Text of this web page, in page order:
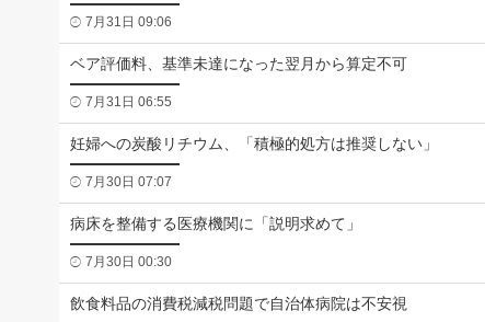
7月31日 09:06
ベア評価料、基準未達になった翌月から算定不可
7月31日 06:55
妊婦への炭酸リチウム、「積極的処方は推奨しない」
7月30日 07:07
病床を整備する医療機関に「説明求めて」
7月30日 00:30
飲食料品の消費税減税問題で自治体病院は不安視